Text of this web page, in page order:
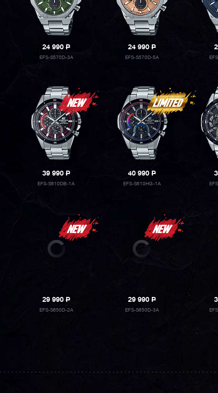
24 990P
EFS-S570D-3A
24 990P
EFS-S570D-5A
39 990P
EFS-S610DB-1A
40 990P
EFS-S610HG-1A
29 990P
EFS-S650D-2A
29 990P
EFS-S650D-3A